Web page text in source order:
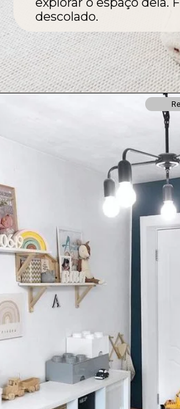
descolado.